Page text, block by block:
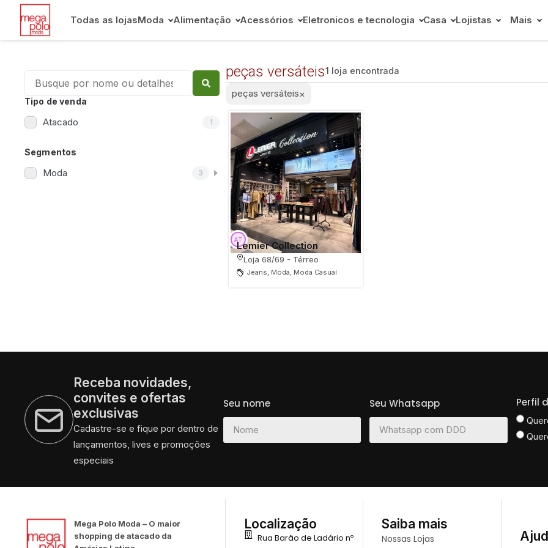
Todas as lojasModa Alimentação Acessórios Eletronicos e tecnologia Casa Lojistas Mais
Tipo de venda
Atacado 1
Segmentos
Moda 3
peças versáteis1 loja encontrada
peças versáteis×
Lemier Collection
Loja 68/69 - Térreo
Jeans, Moda, Moda Casual
Receba novidades,
convites e ofertas
exclusivas
Cadastre-se e fique por dentro de
lançamentos, lives e promoções
especiais
Seu nome Seu Whatsapp Perfil
Mega Polo Moda – O maior
shopping de atacado da
Localização
Rua Barão de Ladário nº
Saiba mais
Nossas Lojas